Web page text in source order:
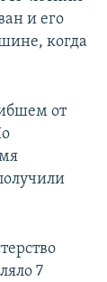
и его
когда
от
7